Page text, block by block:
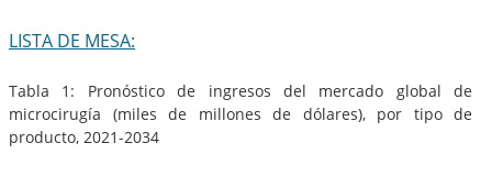
LISTA DE MESA:
Tabla 1: Pronóstico de ingresos del mercado global de
microcirugía (miles de millones de dólares), por tipo de
producto, 2021-2034